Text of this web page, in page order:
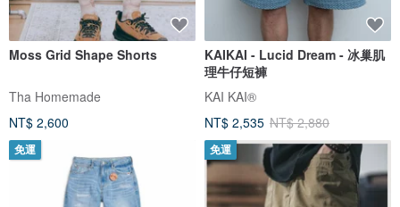
Moss Grid Shape Shorts
Tha Homemade
NT$ 2,600
KAIKAI - Lucid Dream - 冰巢肌
理牛仔短褲
KAI KAI®
NT$ 2,535 NT$ 2,880
免運 免運